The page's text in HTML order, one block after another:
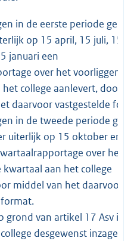
in de eerste periode geldt
op 15 april, 15 juli, 15
januari een
over het voorliggende
college aanlevert, door
daarvoor vastgestelde
in de tweede periode
uiterlijk op 15 oktober en
over het
aan het college
middel van het daarvoor
grond van artikel 17 Asv is
desgewenst inzage te